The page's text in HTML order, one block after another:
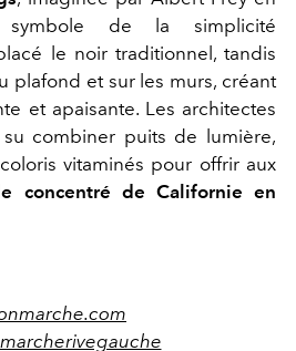
de la simplicité
le noir traditionnel, tandis
plafond et sur les murs, créant
et apaisante. Les architectes
combiner puits de lumière,
vitaminés pour offrir aux
concentré de Californie en